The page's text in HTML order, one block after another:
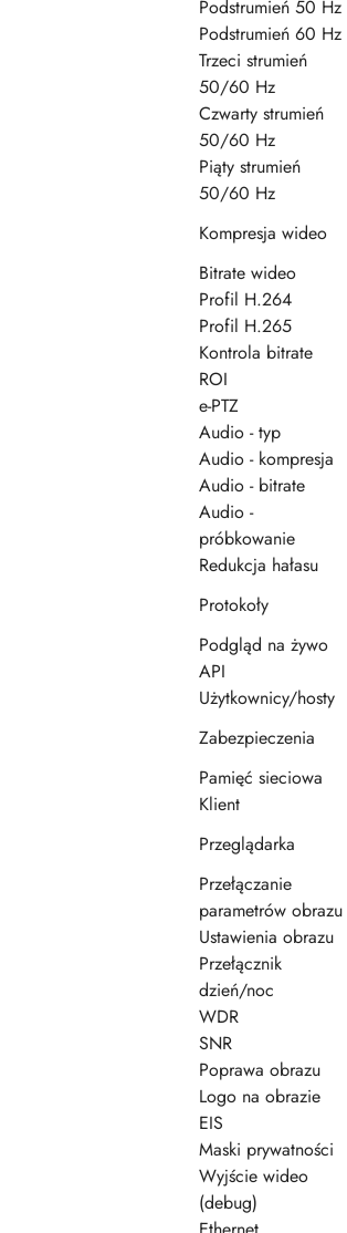
Podstrumień 50 Hz
Podstrumień 60 Hz
Trzeci strumień
50/60 Hz
Czwarty strumień
50/60 Hz
Piąty strumień
50/60 Hz
Kompresja wideo
Bitrate wideo
Profil H.264
Profil H.265
Kontrola bitrate
ROI
e-PTZ
Audio - typ
Audio - kompresja
Audio - bitrate
Audio -
próbkowanie
Redukcja hałasu
Protokoły
Podgląd na żywo
API
Użytkownicy/hosty
Zabezpieczenia
Pamięć sieciowa
Klient
Przeglądarka
Przełączanie
parametrów obrazu
Ustawienia obrazu
Przełącznik
dzień/noc
WDR
SNR
Poprawa obrazu
Logo na obrazie
EIS
Maski prywatności
Wyjście wideo
(debug)